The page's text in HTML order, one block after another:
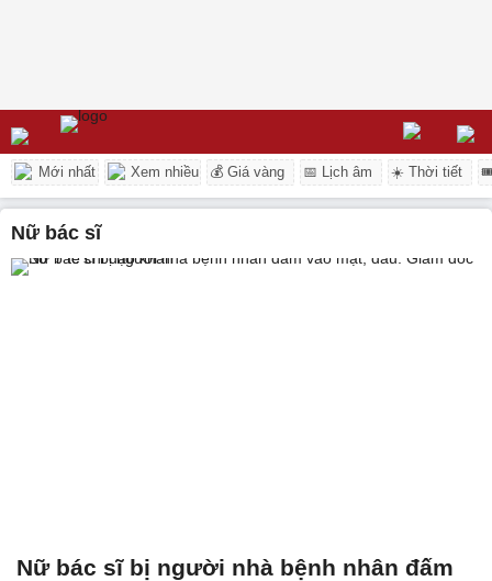
Mới nhất Xem nhiều 💰 Giá vàng 📅 Lịch âm ☀️ Thời tiết
nữ bác sĩ
Nữ bác sĩ bị người nhà bệnh nhân đấm